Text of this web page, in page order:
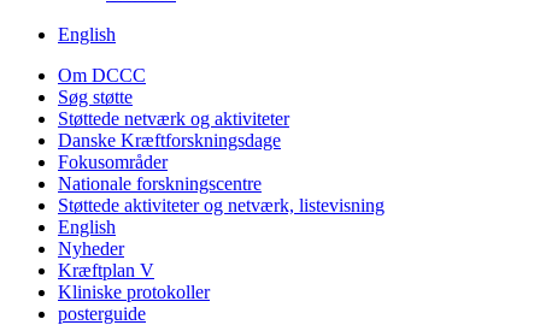
English
Om DCCC
Søg støtte
Støttede netværk og aktiviteter
Danske Kræftforskningsdage
Fokusområder
Nationale forskningscentre
Støttede aktiviteter og netværk, listevisning
English
Nyheder
Kræftplan V
Kliniske protokoller
posterguide